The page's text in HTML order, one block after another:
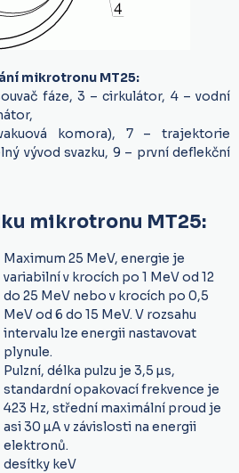
mikrotronu MT25:
fáze, 3 – cirkulátor, 4 – vodní
komora), 7 – trajektorie
vývod svazku, 9 – první deflekční
mikrotronu MT25:
Maximum 25 MeV, energie je
variabilní v krocích po 1 MeV od 12
do 25 MeV nebo v krocích po 0,5
MeV od 6 do 15 MeV. V rozsahu
intervalu lze energii nastavovat
plynule.
Pulzní, délka pulzu je 3,5 µs,
standardní opakovací frekvence je
423 Hz, střední maximální proud je
asi 30 µA v závislosti na energii
elektronů.
desítky keV